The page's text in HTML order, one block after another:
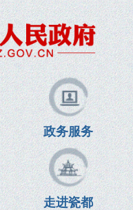
政务服务
走进瓷都